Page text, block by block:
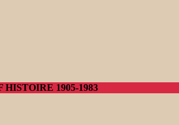
1905-1983